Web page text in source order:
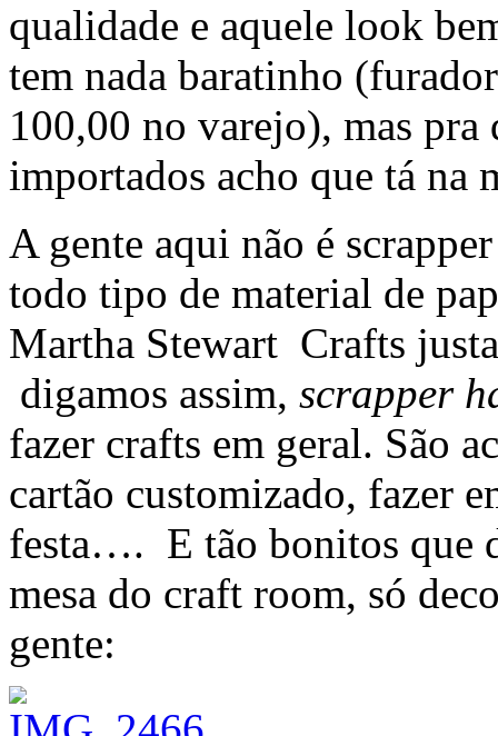
qualidade e aquele look
tem nada baratinho
100,00 no varejo), mas
importados acho que tá na
A gente aqui não é
todo tipo de material de
Martha Stewart Crafts
digamos assim, scrapper
fazer crafts em geral. São
cartão customizado, fazer
festa…. E tão bonitos que
mesa do craft room, só
gente: